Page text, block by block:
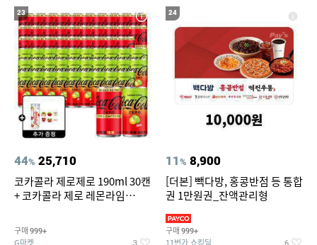
23
44% 25,710
코카콜라 제로제로 190ml 30캔
+ 코카콜라 제로 레몬라임
티커 세트
구매 999+
G마켓
24
11% 8,900
[더본] 빽다방, 홍콩반점 등 통합
권 1만원권_잔액관리형
구매 999+
11번가 쇼킹딜